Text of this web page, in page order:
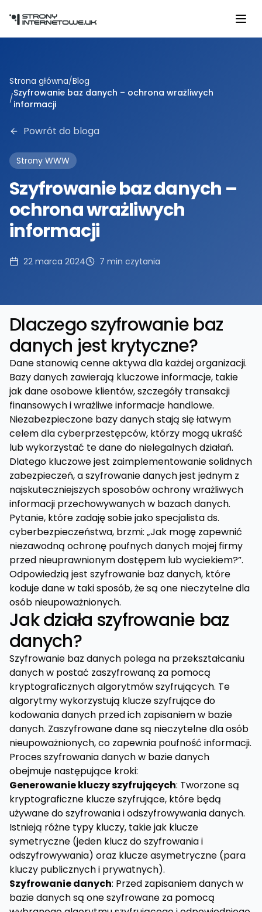
Strona główna/Blog
/Szyfrowanie baz danych – ochrona wrażliwych
informacji
Powrót do bloga
Strony WWW
Szyfrowanie baz danych –
ochrona wrażliwych
informacji
22 marca 2024 7 min czytania
Dlaczego szyfrowanie baz
danych jest krytyczne?
Dane stanowią cenne aktywa dla każdej organizacji.
Bazy danych zawierają kluczowe informacje, takie
jak dane osobowe klientów, szczegóły transakcji
finansowych i wrażliwe informacje handlowe.
Niezabezpieczone bazy danych stają się łatwym
celem dla cyberprzestępców, którzy mogą ukraść
lub wykorzystać te dane do nielegalnych działań.
Dlatego kluczowe jest zaimplementowanie solidnych
zabezpieczeń, a szyfrowanie danych jest jednym z
najskuteczniejszych sposobów ochrony wrażliwych
informacji przechowywanych w bazach danych.
Pytanie, które zadaję sobie jako specjalista ds.
cyberbezpieczeństwa, brzmi: „Jak mogę zapewnić
niezawodną ochronę poufnych danych mojej firmy
przed nieuprawnionym dostępem lub wyciekiem?”.
Odpowiedzią jest szyfrowanie baz danych, które
koduje dane w taki sposób, że są one nieczytelne dla
osób nieupoważnionych.
Jak działa szyfrowanie baz
danych?
Szyfrowanie baz danych polega na przekształcaniu
danych w postać zaszyfrowaną za pomocą
kryptograficznych algorytmów szyfrujących. Te
algorytmy wykorzystują klucze szyfrujące do
kodowania danych przed ich zapisaniem w bazie
danych. Zaszyfrowane dane są nieczytelne dla osób
nieupoważnionych, co zapewnia poufność informacji.
Proces szyfrowania danych w bazie danych
obejmuje następujące kroki:
Generowanie kluczy szyfrujących: Tworzone są
kryptograficzne klucze szyfrujące, które będą
używane do szyfrowania i odszyfrowywania danych.
Istnieją różne typy kluczy, takie jak klucze
symetryczne (jeden klucz do szyfrowania i
odszyfrowywania) oraz klucze asymetryczne (para
kluczy publicznych i prywatnych).
Szyfrowanie danych: Przed zapisaniem danych w
bazie danych są one szyfrowane za pomocą